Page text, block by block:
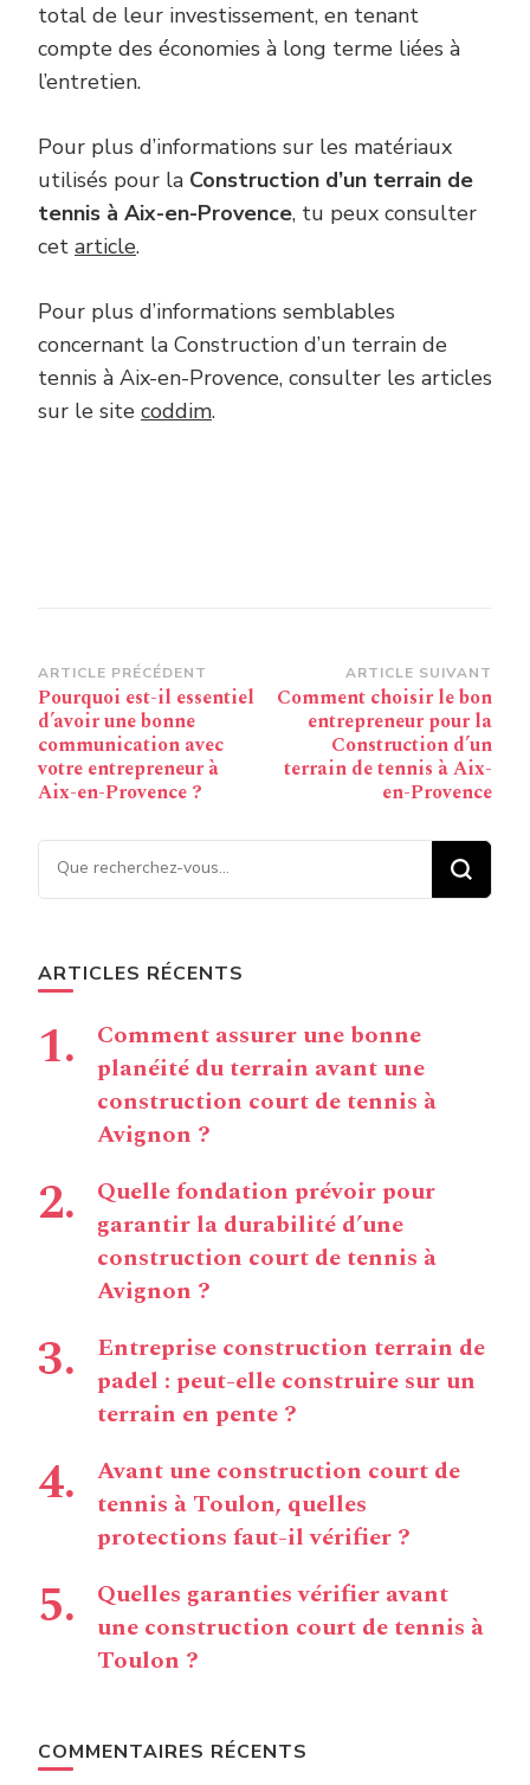
total de leur investissement, en tenant
compte des économies à long terme liées à
l’entretien.
Pour plus d’informations sur les matériaux
utilisés pour la Construction d’un terrain de
tennis à Aix-en-Provence, tu peux consulter
cet article.
Pour plus d’informations semblables
concernant la Construction d’un terrain de
tennis à Aix-en-Provence, consulter les articles
sur le site coddim.
Navigation
d’article
ARTICLE PRÉCÉDENT
Pourquoi est-il essentiel
d’avoir une bonne
communication avec
votre entrepreneur à
Aix-en-Provence ?
ARTICLE SUIVANT
Comment choisir le bon
entrepreneur pour la
Construction d’un
terrain de tennis à Aix-
en-Provence
Vous recherchiez quelque
chose ?
ARTICLES RÉCENTS
Comment assurer une bonne
planéité du terrain avant une
construction court de tennis à
Avignon ?
Quelle fondation prévoir pour
garantir la durabilité d’une
construction court de tennis à
Avignon ?
Entreprise construction terrain de
padel : peut-elle construire sur un
terrain en pente ?
Avant une construction court de
tennis à Toulon, quelles
protections faut-il vérifier ?
Quelles garanties vérifier avant
une construction court de tennis à
Toulon ?
COMMENTAIRES RÉCENTS